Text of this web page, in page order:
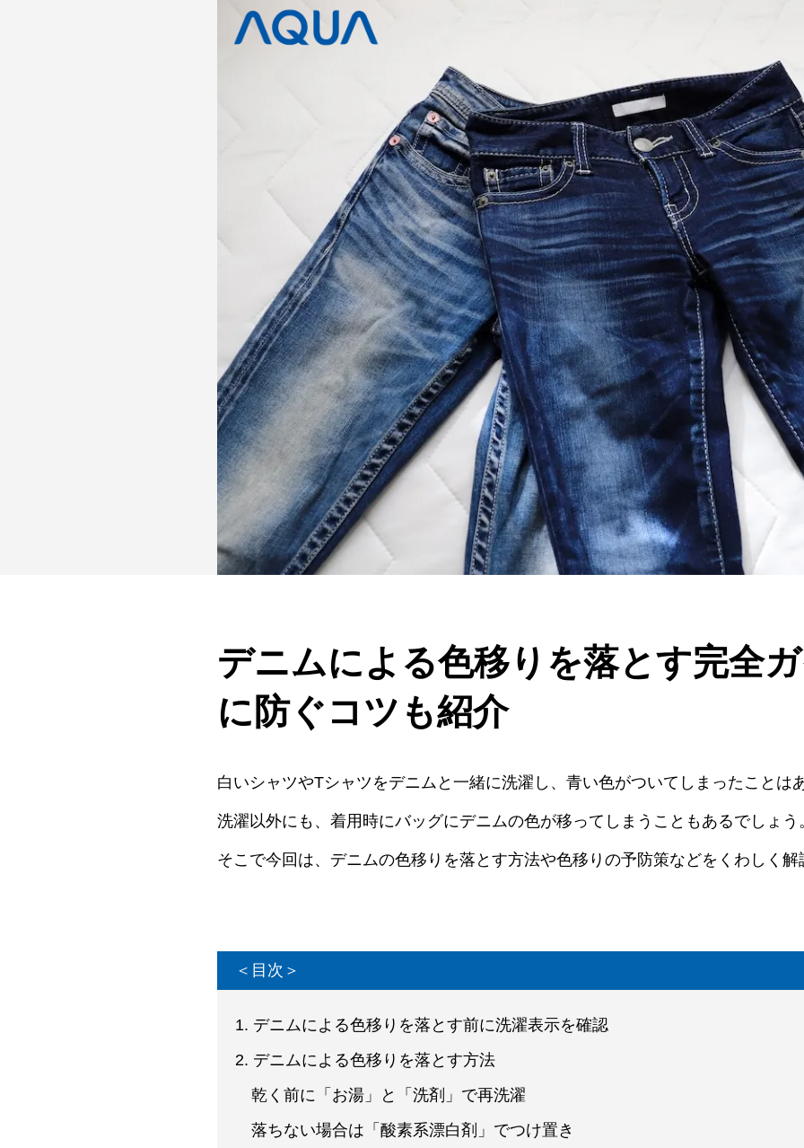
デニムによる色移りを落とす完全
に防ぐコツも紹介
白いシャツやTシャツをデニムと一緒に洗濯し、青い色がついてしまったことは
洗濯以外にも、着用時にバッグにデニムの色が移ってしまうこともあるでしょう
そこで今回は、デニムの色移りを落とす方法や色移りの予防策などをくわしく解
＜目次＞
1. デニムによる色移りを落とす前に洗濯表示を確認
2. デニムによる色移りを落とす方法
乾く前に「お湯」と「洗剤」で再洗濯
落ちない場合は「酸素系漂白剤」でつけ置き